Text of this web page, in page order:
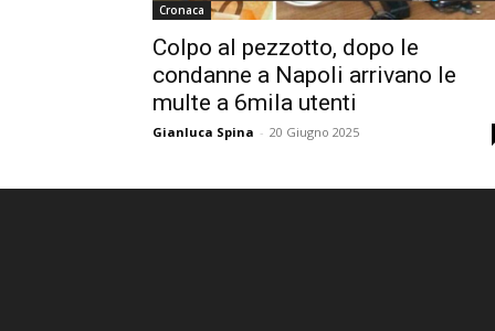
Cronaca
Colpo al pezzotto, dopo le
condanne a Napoli arrivano le
multe a 6mila utenti
Gianluca Spina - 20 Giugno 2025